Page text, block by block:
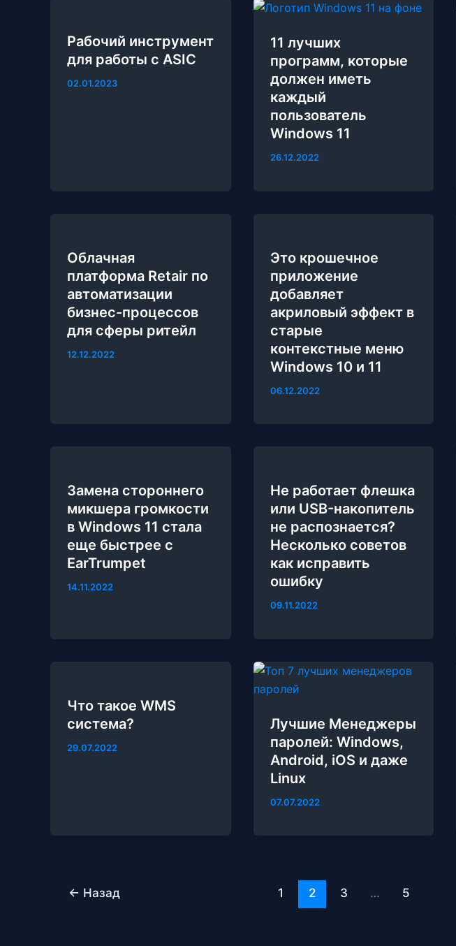
Рабочий инструмент
для работы с ASIC
02.01.2023
11 лучших
программ, которые
должен иметь
каждый
пользователь
Windows 11
26.12.2022
Облачная
платформа Retair по
автоматизации
бизнес-процессов
для сферы ритейл
12.12.2022
Это крошечное
приложение
добавляет
акриловый эффект в
старые
контекстные меню
Windows 10 и 11
06.12.2022
Замена стороннего
микшера громкости
в Windows 11 стала
еще быстрее с
EarTrumpet
14.11.2022
Не работает флешка
или USB-накопитель
не распознается?
Несколько советов
как исправить
ошибку
09.11.2022
Что такое WMS
система?
29.07.2022
Лучшие Менеджеры
паролей: Windows,
Android, iOS и даже
Linux
07.07.2022
← Назад 1 2 3 … 5